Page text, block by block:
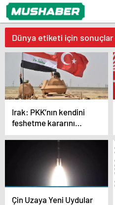
Dünya etiketi için sonuçlar
Irak: PKK’nın kendini
feshetme kararını
memnuniyetle
Çin Uzaya Yeni Uydular